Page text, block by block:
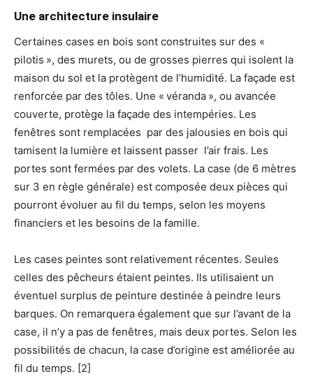
Une architecture insulaire
Certaines cases en bois sont construites sur des «
pilotis », des murets, ou de grosses pierres qui isolent la
maison du sol et la protègent de l’humidité. La façade est
renforcée par des tôles. Une « véranda », ou avancée
couverte, protège la façade des intempéries. Les
fenêtres sont remplacées par des jalousies en bois qui
tamisent la lumière et laissent passer l’air frais. Les
portes sont fermées par des volets. La case (de 6 mètres
sur 3 en règle générale) est composée deux pièces qui
pourront évoluer au fil du temps, selon les moyens
financiers et les besoins de la famille.
Les cases peintes sont relativement récentes. Seules
celles des pêcheurs étaient peintes. Ils utilisaient un
éventuel surplus de peinture destinée à peindre leurs
barques. On remarquera également que sur l’avant de la
case, il n’y a pas de fenêtres, mais deux portes. Selon les
possibilités de chacun, la case d’origine est améliorée au
fil du temps. [2]